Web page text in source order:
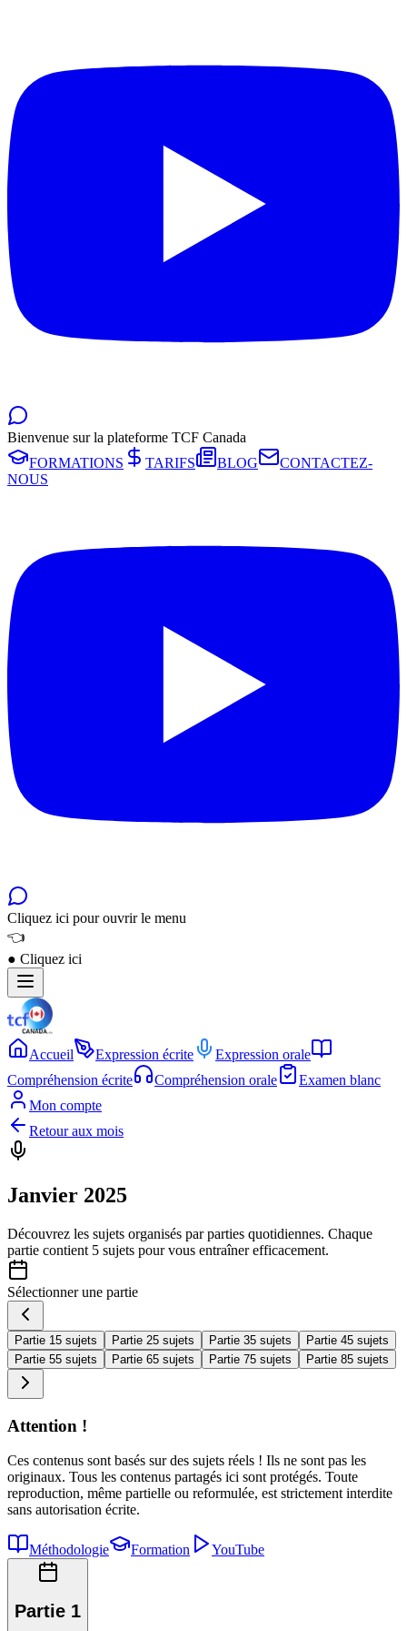
Bienvenue sur la plateforme TCF Canada
FORMATIONS
TARIFS BLOG
CONTACTEZ-
NOUS
Cliquez ici pour ouvrir le menu
👈
● Cliquez ici
Accueil Expression écrite
Expression orale
Compréhension écrite
Compréhension orale
Examen blanc
Mon compte
Retour aux mois
Janvier 2025
Découvrez les sujets organisés par parties quotidiennes. Chaque
partie contient 5 sujets pour vous entraîner efficacement.
Sélectionner une partie
Partie 1 5 sujets Partie 25 sujets Partie 35 sujets Partie 45 sujets
Partie 55 sujets Partie 65 sujets Partie 75 sujets Partie 85 sujets
Attention !
Ces contenus sont basés sur des sujets réels ! Ils ne sont pas les
originaux. Tous les contenus partagés ici sont protégés. Toute
reproduction, même partielle ou reformulée, est strictement interdite
sans autorisation écrite.
Méthodologie Formation YouTube
Partie 1